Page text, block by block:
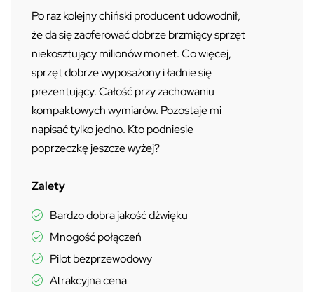
Po raz kolejny chiński producent udowodnił,
że da się zaoferować dobrze brzmiący sprzęt
niekosztujący milionów monet. Co więcej,
sprzęt dobrze wyposażony i ładnie się
prezentujący. Całość przy zachowaniu
kompaktowych wymiarów. Pozostaje mi
napisać tylko jedno. Kto podniesie
poprzeczkę jeszcze wyżej?
Zalety
Bardzo dobra jakość dźwięku
Mnogość połączeń
Pilot bezprzewodowy
Atrakcyjna cena